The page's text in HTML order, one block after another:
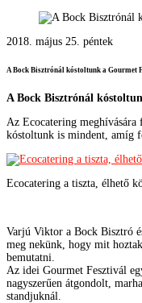
2018. május 25. péntek
A Bock Bisztrónál kóstoltunk a Gourmet
A Bock Bisztrónál
Az Ecocatering
kóstoltunk is mindent, amíg
Ecocatering a tiszta, élhető
Varjú Viktor a Bock Bisztró
meg nekünk, hogy mit
bemutatni.
Az idei Gourmet Fesztivál
nagyszerűen átgondolt,
standjuknál.